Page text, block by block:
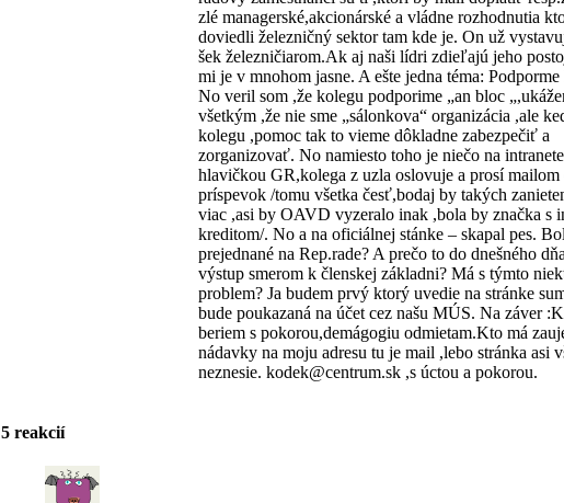
zlé managerské,akcionárské a vládne rozhodnutia
doviedli železničný sektor tam kde je. On už
šek železničiarom.Ak aj naši lídri zdieľajú jeho
mi je v mnohom jasne. A ešte jedna téma:
No veril som ,že kolegu podporime „an bloc
všetkým ,že nie sme „sálonkova“ organizácia ,ale
kolegu ,pomoc tak to vieme dôkladne zabezpečiť a
zorganizovať. No namiesto toho je niečo na
hlavičkou GR,kolega z uzla oslovuje a prosí mailom
príspevok /tomu všetka česť,bodaj by takých
viac ,asi by OAVD vyzeralo inak ,bola by značka s
kreditom/. No a na oficiálnej stánke – skapal pes.
prejednané na Rep.rade? A prečo to do dnešného
výstup smerom k členskej základni? Má s týmto
problem? Ja budem prvý ktorý uvedie na stránke
bude poukazaná na účet cez našu MÚS. Na záver
beriem s pokorou,demágogiu odmietam.Kto má
nádavky na moju adresu tu je mail ,lebo stránka asi
neznesie. kodek@centrum.sk ,s úctou a pokorou.
5 reakcií